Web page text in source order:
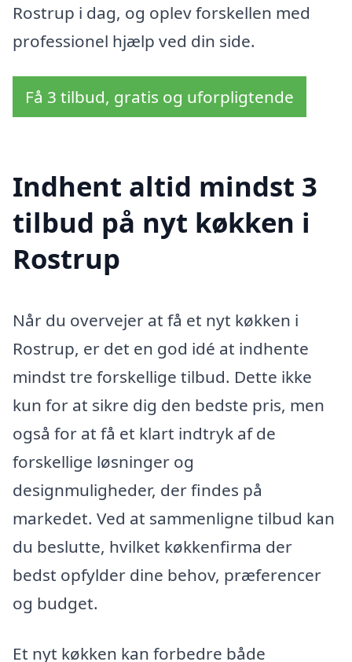
Rostrup i dag, og oplev forskellen med
professionel hjælp ved din side.
Få 3 tilbud, gratis og uforpligtende
Indhent altid mindst 3
tilbud på nyt køkken i
Rostrup
Når du overvejer at få et nyt køkken i
Rostrup, er det en god idé at indhente
mindst tre forskellige tilbud. Dette ikke
kun for at sikre dig den bedste pris, men
også for at få et klart indtryk af de
forskellige løsninger og
designmuligheder, der findes på
markedet. Ved at sammenligne tilbud kan
du beslutte, hvilket køkkenfirma der
bedst opfylder dine behov, præferencer
og budget.
Et nyt køkken kan forbedre både